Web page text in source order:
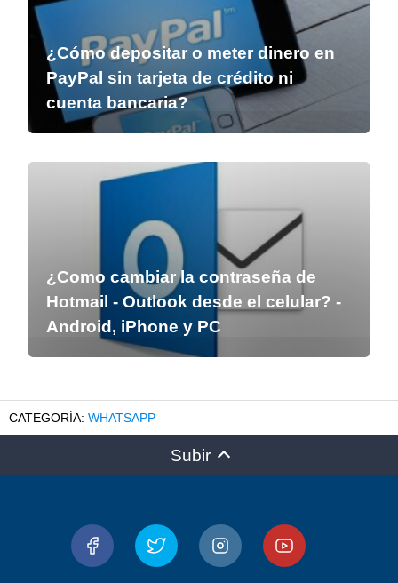
¿Cómo depositar o meter dinero en
PayPal sin tarjeta de crédito ni
cuenta bancaria?
¿Como cambiar la contraseña de
Hotmail - Outlook desde el celular? -
Android, iPhone y PC
WHATSAPP
Subir